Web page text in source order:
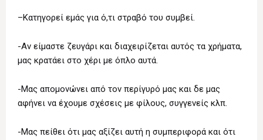
–Κατηγορεί εμάς για ό,τι στραβό του συμβεί.
-Αν είμαστε ζευγάρι και διαχειρίζεται αυτός τα χρήματα,
μας κρατάει στο χέρι με όπλο αυτά.
-Μας απομονώνει από τον περίγυρό μας και δε μας
αφήνει να έχουμε σχέσεις με φίλους, συγγενείς κλπ.
-Μας πείθει ότι μας αξίζει αυτή η συμπεριφορά και ότι